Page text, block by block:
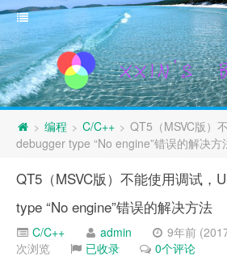
> 编程 > C/C++ > QT5（MSVC版）
debugger type “No engine”错误的解决方
QT5（MSVC版）不能使用调试，
type “No engine”错误的解决方法
C/C++ admin 9年前
次浏览
已收录 0个评论